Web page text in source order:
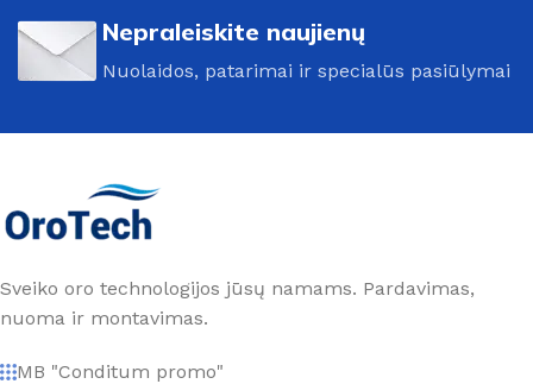
Nepraleiskite naujienų
Nuolaidos, patarimai ir specialūs pasiūlymai
Sveiko oro technologijos jūsų namams. Pardavimas,
nuoma ir montavimas.
MB "Conditum promo"